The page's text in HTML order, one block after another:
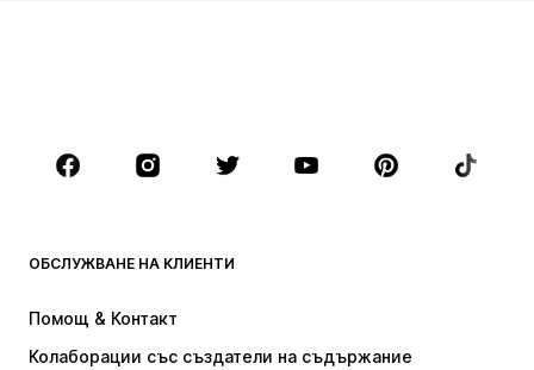
МАРКИ
ADIDAS SPORTSWEAR
Baker by Ted Baker
ОБСЛУЖВАНЕ НА КЛИЕНТИ
Помощ & Контакт
Колаборации със създатели на съдържание